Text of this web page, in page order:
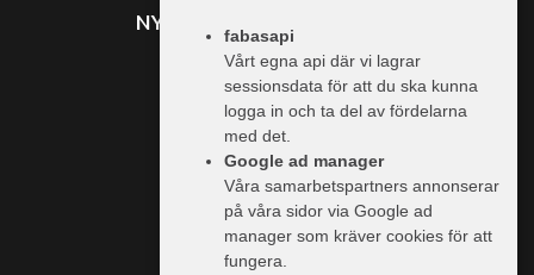
NYHETER FRÅN TRAILER
MER INFO
Vi använder cookies
Information & priser
Handlare
fabasapi
Vårt egna api där vi lagrar
sessionsdata för att du ska kunna
logga in och ta del av fördelarna
med det.
Google ad manager
Våra samarbetspartners annonserar
på våra sidor via Google ad
manager som kräver cookies för att
fungera.